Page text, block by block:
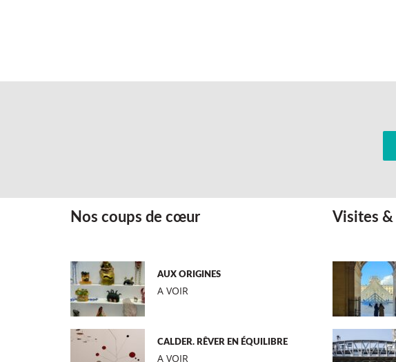
Nos coups de cœur
AUX ORIGINES
A VOIR
CALDER. RÊVER EN ÉQUILIBRE
A VOIR
Visites &